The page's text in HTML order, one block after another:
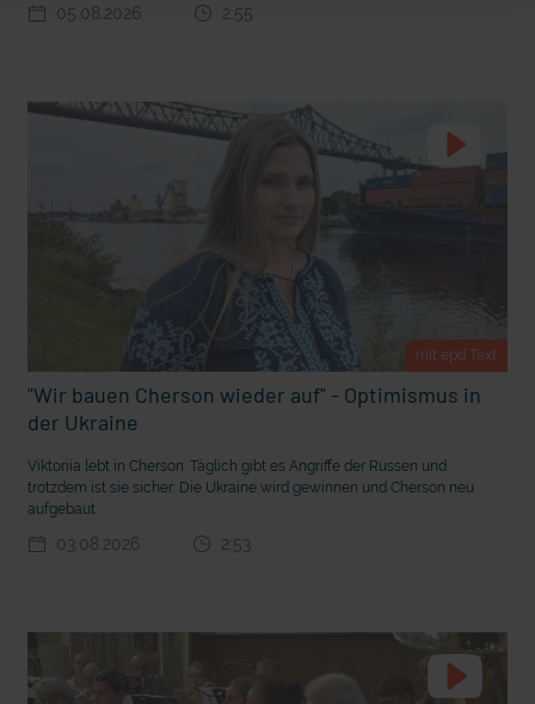
Nachhaltige Geldanlage: Rendite mit gutem Gewissen?
05.08.2026 2:55
mit epd Text
"Wir bauen Cherson wieder auf" - Optimismus in
der Ukraine
Viktoriia lebt in Cherson. Täglich gibt es Angriffe der Russen und
trotzdem ist sie sicher: Die Ukraine wird gewinnen und Cherson neu
aufgebaut.
03.08.2026 2:53